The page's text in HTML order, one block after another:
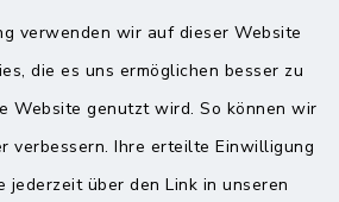
verwenden wir auf dieser Website
die es uns ermöglichen besser zu
Website genutzt wird. So können wir
verbessern. Ihre erteilte Einwilligung
jederzeit über den Link in unseren